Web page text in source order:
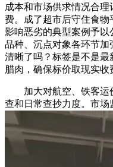
成本和市场供求情况合
费。成了超市后守住食物
影响恶劣的典型案例予
品种、沉点对象各环节
清晰了吗？标签是不是最
腊肉，确保标价取现实收
加大对航空、铁客运
查和日常查抄力度。市场